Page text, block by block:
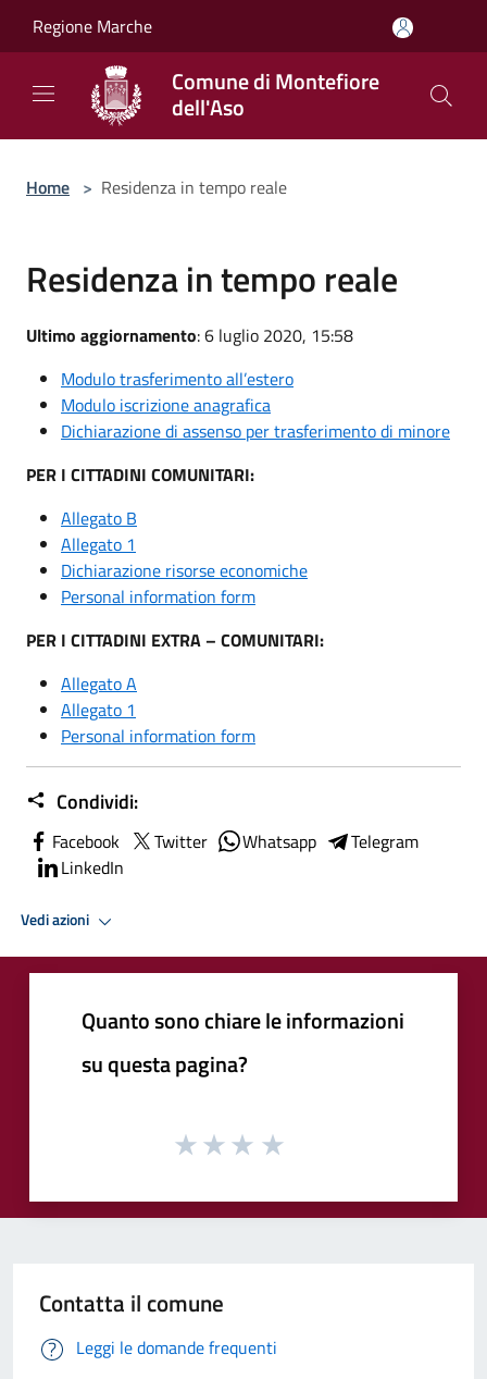
Regione Marche
Comune di Montefiore
dell'Aso
Home > Residenza in tempo reale
Residenza in tempo reale
Ultimo aggiornamento: 6 luglio 2020, 15:58
Modulo trasferimento all’estero
Modulo iscrizione anagrafica
Dichiarazione di assenso per trasferimento di minore
PER I CITTADINI COMUNITARI:
Allegato B
Allegato 1
Dichiarazione risorse economiche
Personal information form
PER I CITTADINI EXTRA – COMUNITARI:
Allegato A
Allegato 1
Personal information form
Condividi:
Facebook Twitter Whatsapp
Telegram
LinkedIn
Vedi azioni
Quanto sono chiare le informazioni
su questa pagina?
Contatta il comune
Leggi le domande frequenti